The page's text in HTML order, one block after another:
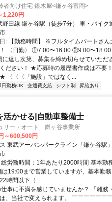
者向け住宅 銀木犀<鎌ヶ谷富岡>
1,220円
アクセス: 東武野田線 鎌ヶ谷駅（
: 【勤務時間】 ※フルタイムパートさ
！ 〈日勤〉 ①7:00〜16:00 ②9:00〜
に達し次第、募集を締め切らせていただ
ださい！ ★応募時の履歴書作成は不要
〈〈〈「施設」ではなく...
日勤務OK 交通費支給 シフト制 昇給あり
活かせる|自動車整備士
リー・オート 鎌ヶ谷事業所
～600,500円
東武アーバンパークライン「鎌ケ谷駅
労働時間：1年あたり2000時間 基本勤
19:00まで営業していますが、基本勤
時間以下（...
事に不満を感じていませんか？ 「雑務
、当社で変えられます。 ￣￣￣￣￣￣